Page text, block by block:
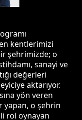
kentlerimizi
şehrimizde; o
sanayi ve
değerleri
aktarıyor.
yön veren
yapan, o şehrin
rol oynayan